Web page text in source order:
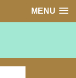
MENU